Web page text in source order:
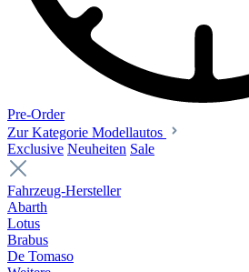
Pre-Order
Zur Kategorie Modellautos
Exclusive Neuheiten Sale
Fahrzeug-Hersteller
Abarth
Lotus
Brabus
De Tomaso